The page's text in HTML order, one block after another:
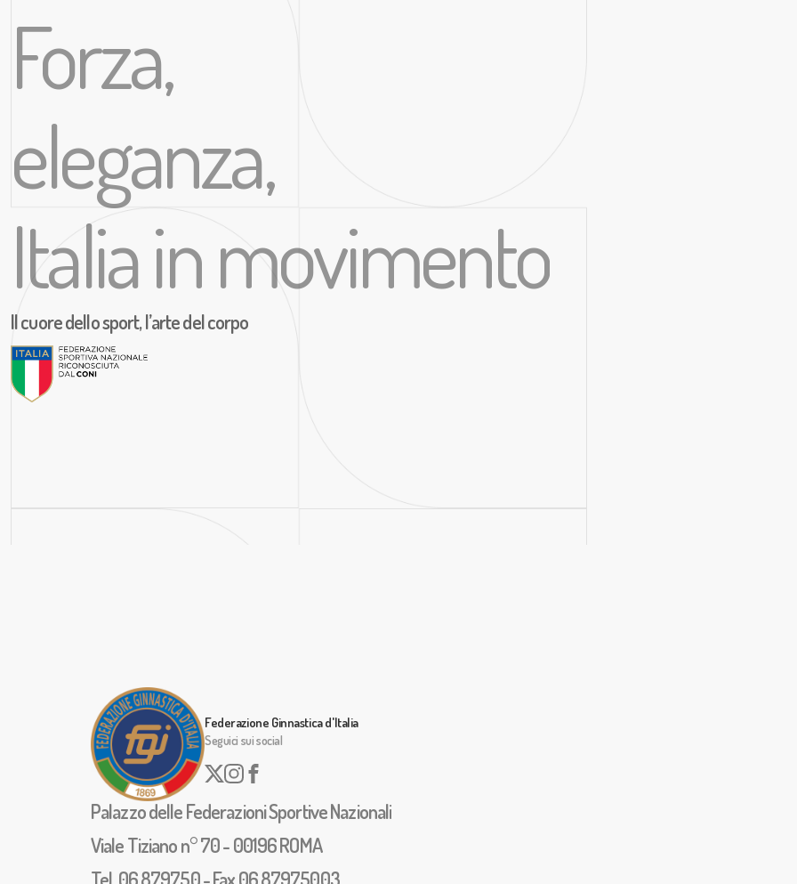
Forza,
eleganza,
Italia in movimento
Il cuore dello sport, l’arte del corpo
Federazione Ginnastica d'Italia
Seguici sui social
Palazzo delle Federazioni Sportive Nazionali
Viale Tiziano n° 70 - 00196 ROMA
Tel. 06.879750 - Fax 06.87975003